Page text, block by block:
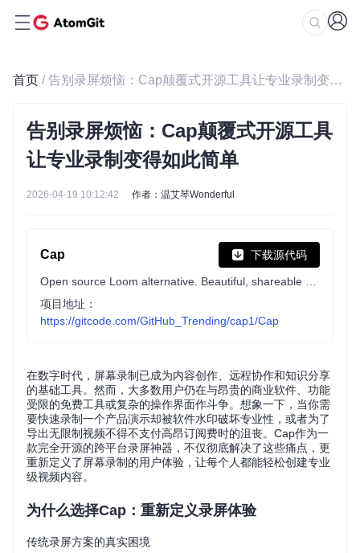
首页 / 告别录屏烦恼：Cap颠覆式开源工具让专业录制变得如此简单
告别录屏烦恼：Cap颠覆式开源工具
让专业录制变得如此简单
2026-04-19 10:12:42 作者：温艾琴Wonderful
Cap 下载源代码
项目地址：
https://gitcode.com/GitHub_Trending/cap1/Cap
在数字时代，屏幕录制已成为内容创作、远程协作和知识分享
的基础工具。然而，大多数用户仍在与昂贵的商业软件、功能
受限的免费工具或复杂的操作界面作斗争。想象一下，当你需
要快速录制一个产品演示却被软件水印破坏专业性，或者为了
导出无限制视频不得不支付高昂订阅费时的沮丧。Cap作为一
款完全开源的跨平台录屏神器，不仅彻底解决了这些痛点，更
重新定义了屏幕录制的用户体验，让每个人都能轻松创建专业
级视频内容。
为什么选择Cap：重新定义录屏体验
传统录屏方案的真实困境